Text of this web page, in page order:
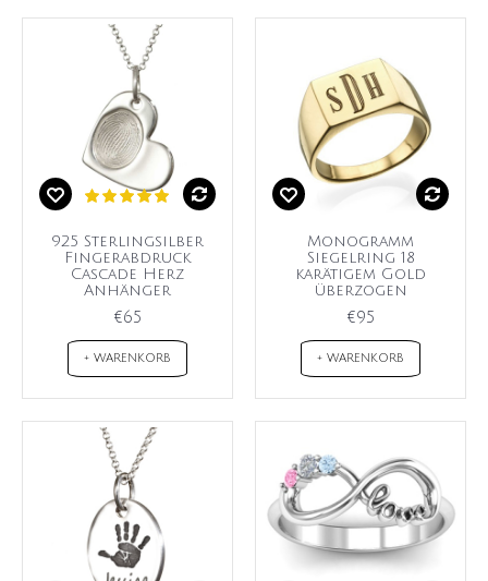
925 Sterlingsilber
Fingerabdruck
Cascade Herz
Anhänger
€65
+ WARENKORB
Monogramm
Siegelring 18
karätigem Gold
überzogen
€95
+ WARENKORB